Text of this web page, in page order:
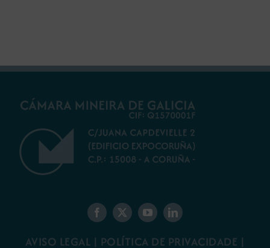
AVISO LEGAL | POLÍTICA DE PRIVACIDADE |